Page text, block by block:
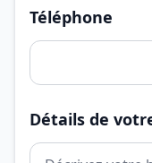
Téléphone
Détails de